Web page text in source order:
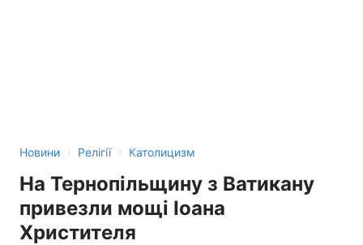
Новини › Релігії › Католицизм
На Тернопільщину з Ватикану
привезли мощі Іоана
Христителя